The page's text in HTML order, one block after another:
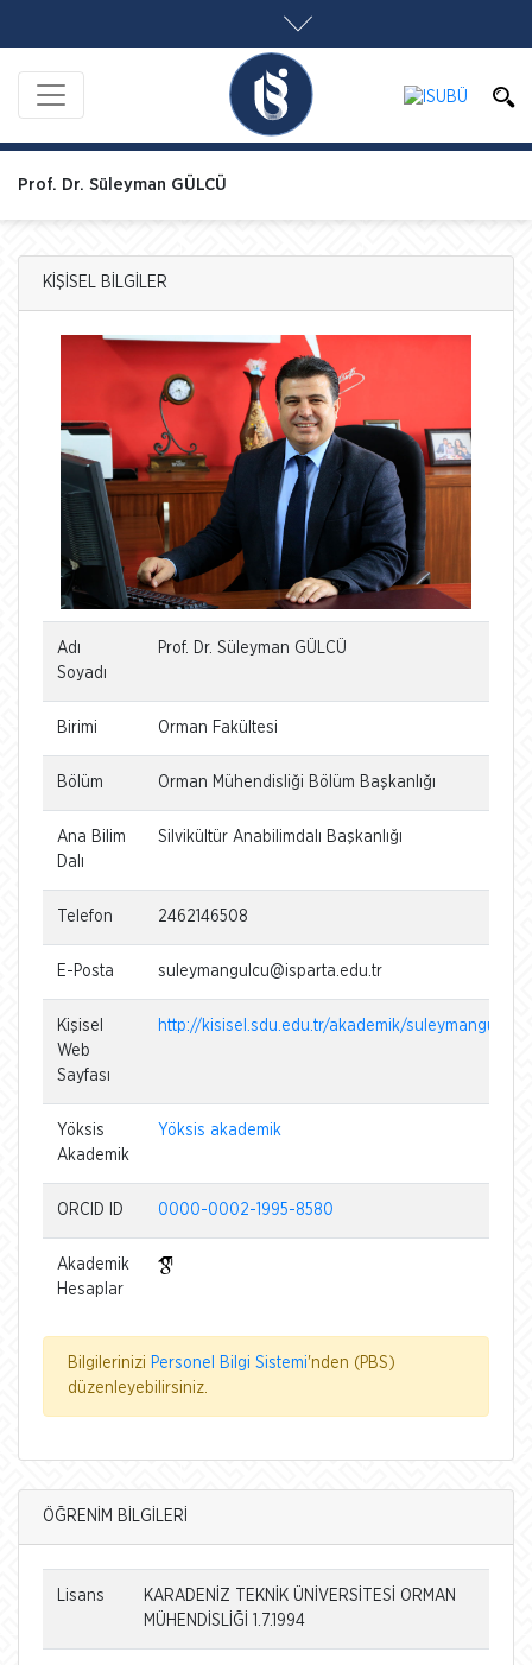
Prof. Dr. Süleyman GÜLCÜ
KİŞİSEL BİLGİLER
Adı
Soyadı
Prof. Dr. Süleyman GÜLCÜ
Birimi Orman Fakültesi
Bölüm Orman Mühendisliği Bölüm Başkanlığı
Ana Bilim
Dalı
Silvikültür Anabilimdalı Başkanlığı
Telefon 2462146508
E-Posta suleymangulcu@isparta.edu.tr
Kişisel
Web
Sayfası
http://kisisel.sdu.edu.tr/akademik/suleymangulcu
Yöksis
Akademik
Yöksis akademik
ORCID ID 0000-0002-1995-8580
Akademik
Hesaplar
Bilgilerinizi Personel Bilgi Sistemi'nden (PBS)
düzenleyebilirsiniz.
ÖĞRENİM BİLGİLERİ
Lisans
KARADENİZ TEKNİK ÜNİVERSİTESİ ORMAN
MÜHENDİSLİĞİ 1.7.1994